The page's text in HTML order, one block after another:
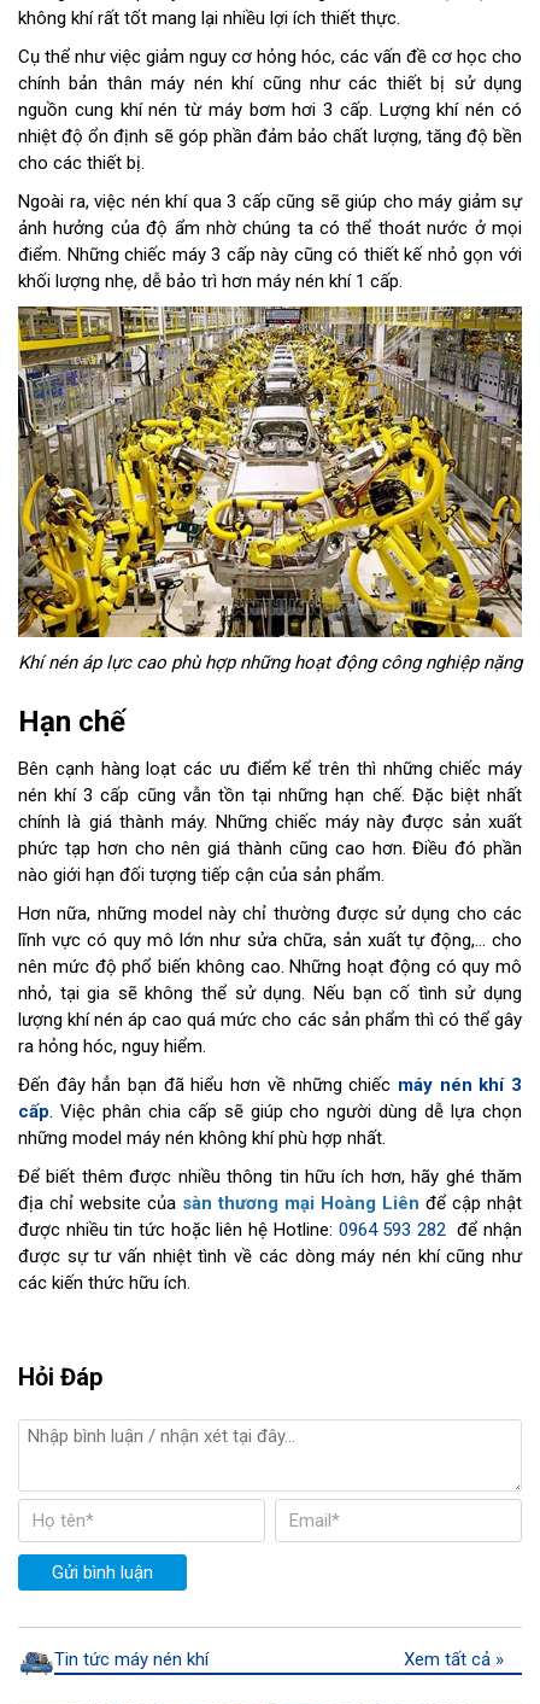
không khí rất tốt mang lại nhiều lợi ích thiết thực.
Cụ thể như việc giảm nguy cơ hỏng hóc, các vấn đề cơ học cho
chính bản thân máy nén khí cũng như các thiết bị sử dụng
nguồn cung khí nén từ máy bơm hơi 3 cấp. Lượng khí nén có
nhiệt độ ổn định sẽ góp phần đảm bảo chất lượng, tăng độ bền
cho các thiết bị.
Ngoài ra, việc nén khí qua 3 cấp cũng sẽ giúp cho máy giảm sự
ảnh hưởng của độ ẩm nhờ chúng ta có thể thoát nước ở mọi
điểm. Những chiếc máy 3 cấp này cũng có thiết kế nhỏ gọn với
khối lượng nhẹ, dễ bảo trì hơn máy nén khí 1 cấp.
Khí nén áp lực cao phù hợp những hoạt động công nghiệp nặng
Hạn chế
Bên cạnh hàng loạt các ưu điểm kể trên thì những chiếc máy
nén khí 3 cấp cũng vẫn tồn tại những hạn chế. Đặc biệt nhất
chính là giá thành máy. Những chiếc máy này được sản xuất
phức tạp hơn cho nên giá thành cũng cao hơn. Điều đó phần
nào giới hạn đối tượng tiếp cận của sản phẩm.
Hơn nữa, những model này chỉ thường được sử dụng cho các
lĩnh vực có quy mô lớn như sửa chữa, sản xuất tự động,... cho
nên mức độ phổ biến không cao. Những hoạt động có quy mô
nhỏ, tại gia sẽ không thể sử dụng. Nếu bạn cố tình sử dụng
lượng khí nén áp cao quá mức cho các sản phẩm thì có thể gây
ra hỏng hóc, nguy hiểm.
Đến đây hẳn bạn đã hiểu hơn về những chiếc máy nén khí 3
cấp. Việc phân chia cấp sẽ giúp cho người dùng dễ lựa chọn
những model máy nén không khí phù hợp nhất.
Để biết thêm được nhiều thông tin hữu ích hơn, hãy ghé thăm
địa chỉ website của sàn thương mại Hoàng Liên để cập nhật
được nhiều tin tức hoặc liên hệ Hotline: 0964 593 282để nhận
được sự tư vấn nhiệt tình về các dòng máy nén khí cũng như
các kiến thức hữu ích.
Hỏi Đáp
Gửi bình luận
Tin tức máy nén khí Xem tất cả »